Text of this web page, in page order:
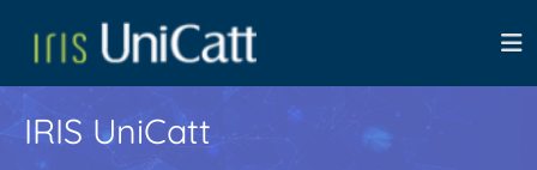
IRIS UniCatt